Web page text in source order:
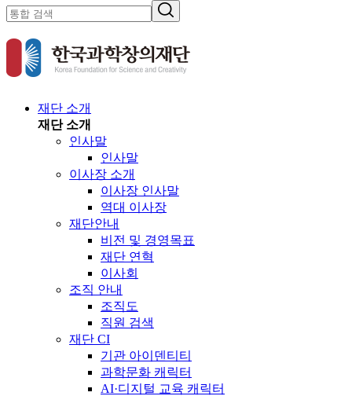
재단 소개
재단 소개
인사말
인사말
이사장 소개
이사장 인사말
역대 이사장
재단안내
비전 및 경영목표
재단 연혁
이사회
조직 안내
조직도
직원 검색
재단 CI
기관 아이덴티티
과학문화 캐릭터
AI·디지털 교육 캐릭터